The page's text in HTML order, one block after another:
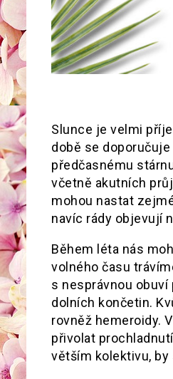
Slunce je velmi
době se
předčasnému
včetně akutních
mohou nastat
navíc rády objevují
Během léta nás
volného času
s nesprávnou
dolních končetin.
rovněž hemeroidy.
přivolat
větším kolektivu, by